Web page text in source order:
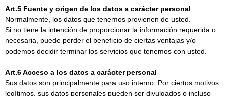
Art.5 Fuente y origen de los datos a carácter personal
Normalmente, los datos que tenemos provienen de usted.
Si no tiene la intención de proporcionar la información requerida o
necesaria, puede perder el beneficio de ciertas ventajas y/o
podemos decidir terminar los servicios que tenemos con usted.
Art.6 Acceso a los datos a carácter personal
Sus datos son principalmente para uso interno. Por ciertos motivos
legítimos, sus datos personales pueden ser divulgados o incluso